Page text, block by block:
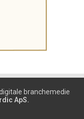
branchemedie
ApS.